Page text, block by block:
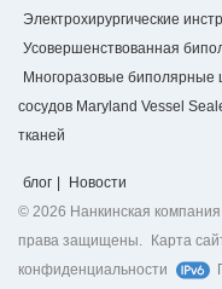
Электрохирургические
Усовершенствованная
Многоразовые биполярные
сосудов Maryland Vessel
тканей
блог |
Новости
© 2026 Нанкинская
права защищены.
Карта
конфиденциальности